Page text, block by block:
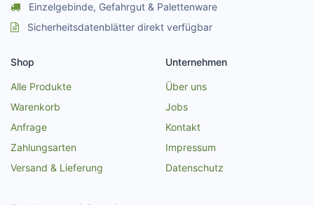
Einzelgebinde, Gefahrgut & Palettenware
Sicherheitsdatenblätter direkt verfügbar
Shop
Alle Produkte
Warenkorb
Anfrage
Zahlungsarten
Versand & Lieferung
Unternehmen
Über uns
Jobs
Kontakt
Impressum
Datenschutz